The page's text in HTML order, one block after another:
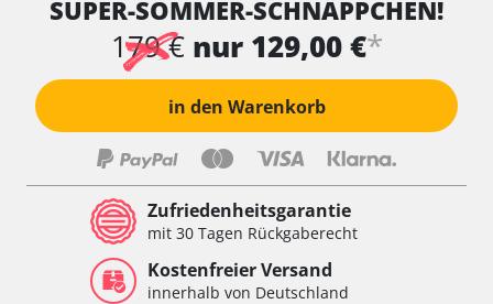
Wischersteuerung
Xenon links
Xenon rechts
Zentrale Bedieneinheit
Zentralelektronik
Zentralelektronik hinten
Zentralelektronik vorne
Zentralelektronik vorne Beifahrer
Zentralelektronik vorne Fahrer
Verfügbarkeit abhängig von Modell, Motorisierung, Ausstattung
und Konfiguration
SUPER-SOMMER-SCHNÄPPCHEN!
179 € nur 129,00 €*
in den Warenkorb
Zufriedenheitsgarantie
mit 30 Tagen Rückgaberecht
Kostenfreier Versand
innerhalb von Deutschland